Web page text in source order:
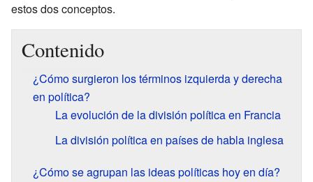
estos dos conceptos.
Contenido
¿Cómo surgieron los términos izquierda y derecha
en política?
La evolución de la división política en Francia
La división política en países de habla inglesa
¿Cómo se agrupan las ideas políticas hoy en día?